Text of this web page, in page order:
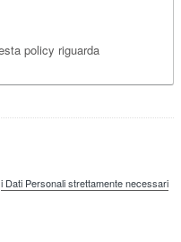
policy riguarda
i Dati Personali strettamente necessari